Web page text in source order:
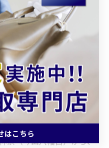
無料」で気軽に相談で
寧に対応、1点からでも
接客が評判。営業時間は
ログ記事も
不要な小物を手放して、
祭（今山八幡宮）から、
はこちら